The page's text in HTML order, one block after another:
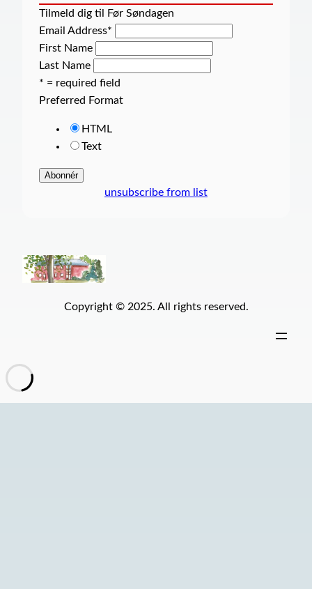
Tilmeld dig til Før Søndagen
Email Address*
First Name
Last Name
* = required field
Preferred Format
HTML
Text
unsubscribe from list
Copyright © 2025. All rights reserved.